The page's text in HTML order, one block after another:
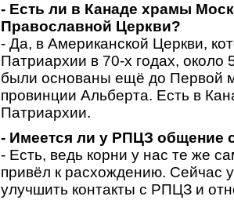
- Есть ли в Канаде храмы
Православной Церкви?
- Да, в Американской Церкви,
Патриархии в 70-х годах,
были основаны ещё до Первой
провинции Альберта. Есть в
Патриархии.
- Имеется ли у РПЦЗ общение
- Есть, ведь корни у нас те же
привёл к расхождению. Сейчас
улучшить контакты с РПЦЗ и